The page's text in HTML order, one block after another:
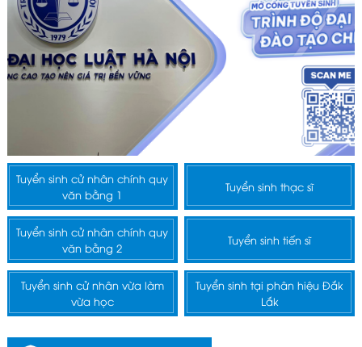
Tuyển sinh cử nhân chính quy
văn bằng 1
Tuyển sinh thạc sĩ
Tuyển sinh cử nhân chính quy
văn bằng 2
Tuyển sinh tiến sĩ
Tuyển sinh cử nhân vừa làm
vừa học
Tuyển sinh tại phân hiệu Đắk
Lắk